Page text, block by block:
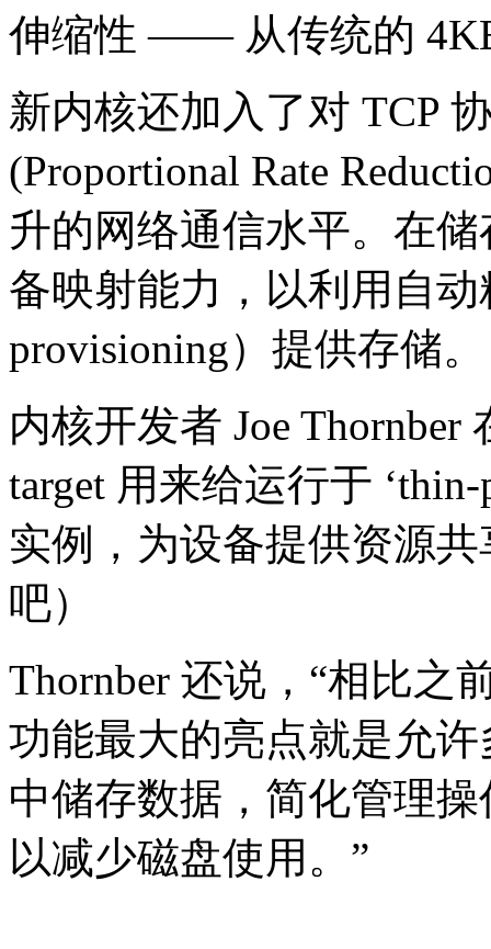
伸缩性 —— 从传统的
新内核还加入了对 TCP
(Proportional Rate
升的网络通信水平。在
备映射能力，以利用自
provisioning）提供存储。
内核开发者 Joe
target 用来给运行于
实例，为设备提供资源
吧）
Thornber 还说，“相比之
功能最大的亮点就是允
中储存数据，简化管理
以减少磁盘使用。”